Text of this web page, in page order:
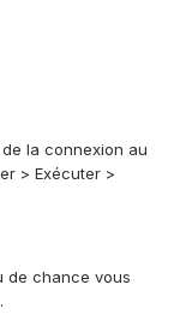
la connexion au
> Exécuter >
de chance vous